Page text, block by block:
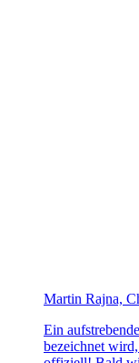
Martin Rajna,
Ein
bezeichnet